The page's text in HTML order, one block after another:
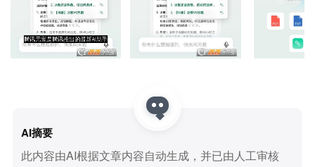
AI摘要
此内容由AI根据文章内容自动生成，并已由人工审核